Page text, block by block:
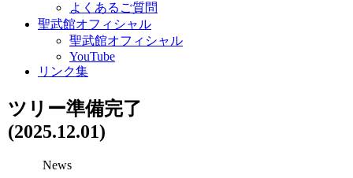
よくあるご質問
聖武館オフィシャル
聖武館オフィシャル
YouTube
リンク集
ツリー準備完了
(2025.12.01)
News